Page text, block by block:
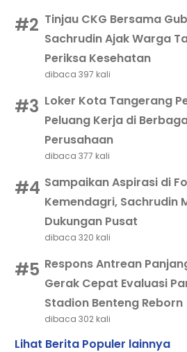
#2 Tinjau CKG Bersama
Sachrudin Ajak Warga
Periksa Kesehatan
dibaca 397 kali
#3 Loker Kota Tangerang
Peluang Kerja di
Perusahaan
dibaca 377 kali
#4 Sampaikan Aspirasi di
Kemendagri, Sachrudin
Dukungan Pusat
dibaca 320 kali
#5 Respons Antrean
Gerak Cepat Evaluasi
Stadion Benteng Reborn
dibaca 302 kali
Lihat Berita Populer lainnya